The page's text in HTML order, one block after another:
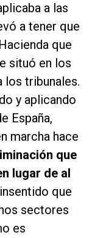
a las
a tener que
que
situó en los
los tribunales.
y aplicando
España,
marcha hace
que
lugar de al
que
sectores
es